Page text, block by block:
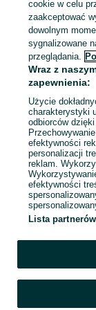
sprzedającym
Zaloguj się /
cookie w celu
zaakceptować
dowolnym
sygnalizowane
przeglądania.
Wraz z
zapewnienia:
Użycie
charakterystyki
odbiorców
efektywności
personalizacji
reklam.
efektywności
Lista